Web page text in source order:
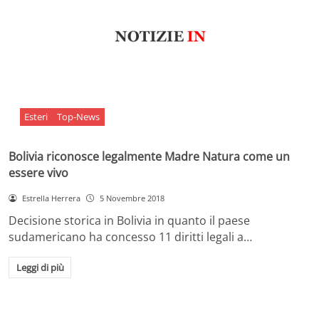
Esteri Top-News
Bolivia riconosce legalmente Madre Natura come un
essere vivo
Estrella Herrera 5 Novembre 2018
Decisione storica in Bolivia in quanto il paese
sudamericano ha concesso 11 diritti legali a…
Leggi di più